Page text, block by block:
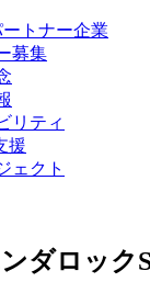
ートナー企業
募集
リティ
援
ェクト
ダロッ